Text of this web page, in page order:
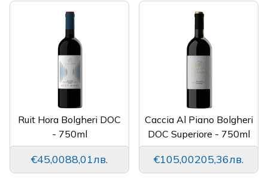
Ruit Hora Bolgheri DOC
- 750ml
€45,0088,01лв.
Caccia Al Piano Bolgheri
DOC Superiore - 750ml
€105,00205,36лв.